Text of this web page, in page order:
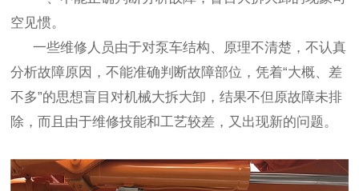
空见惯。
一些维修人员由于对泵车结构、原理不清楚，不认真
分析故障原因，不能准确判断故障部位，凭着“大概、差
不多”的思想盲目对机械大拆大卸，结果不但原故障未排
除，而且由于维修技能和工艺较差，又出现新的问题。